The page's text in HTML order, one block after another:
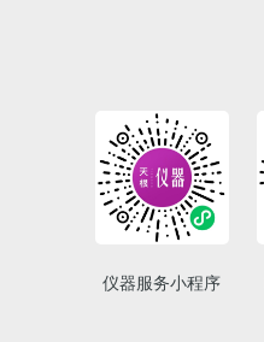
仪器服务小程序